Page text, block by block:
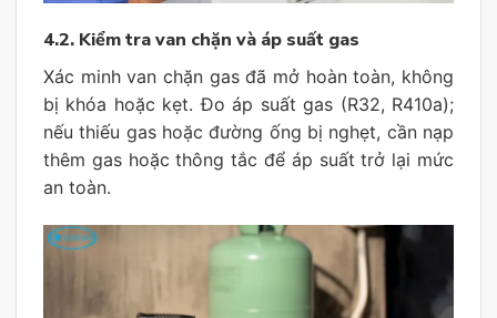
4.2. Kiểm tra van chặn và áp suất gas
Xác minh van chặn gas đã mở hoàn toàn, không
bị khóa hoặc kẹt. Đo áp suất gas (R32, R410a);
nếu thiếu gas hoặc đường ống bị nghẹt, cần nạp
thêm gas hoặc thông tắc để áp suất trở lại mức
an toàn.